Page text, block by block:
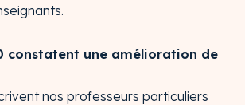
constatent une amélioration de
nos professeurs particuliers